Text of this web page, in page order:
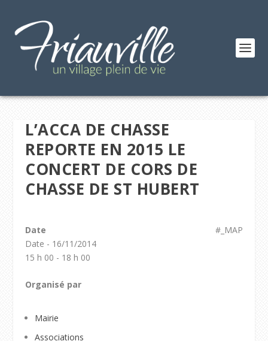
L’ACCA DE CHASSE
REPORTE EN 2015 LE
CONCERT DE CORS DE
CHASSE DE ST HUBERT
#_MAP
Date
Date - 16/11/2014
15 h 00 - 18 h 00
Organisé par
Mairie
Associations